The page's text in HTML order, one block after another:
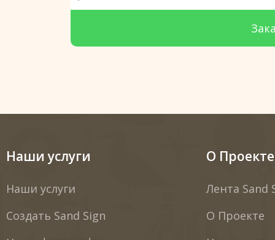
Наши услуги
Наши услуги
Создать Sand Sign
О Проекте
Лента Sand
О Проекте